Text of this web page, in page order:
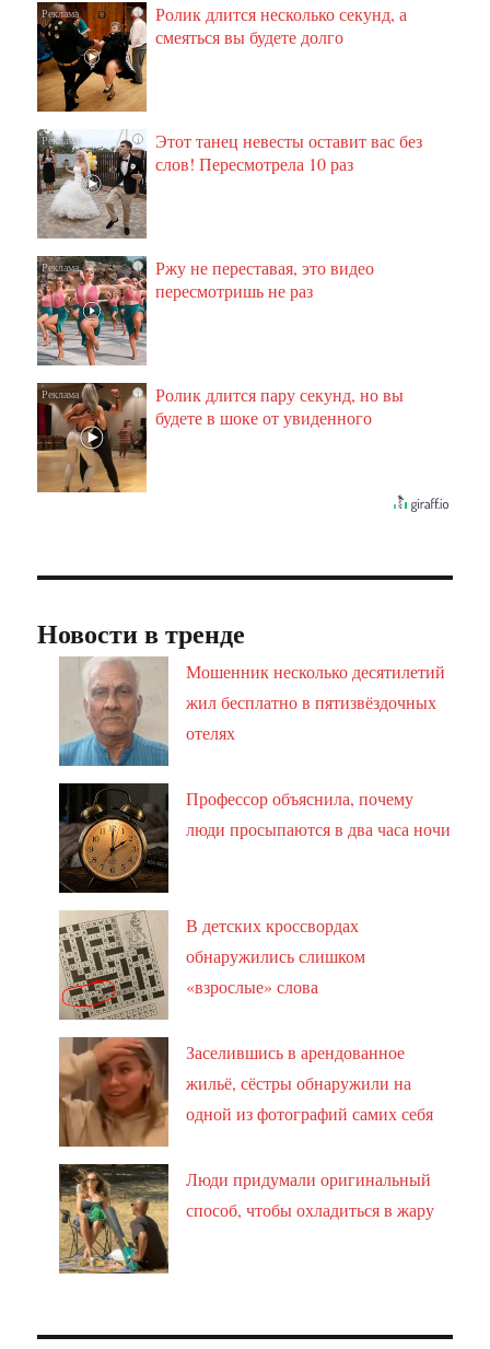
i
Ролик длится несколько секунд, а
смеяться вы будете долго
i
Этот танец невесты оставит вас без
слов! Пересмотрела 10 раз
i
Ржу не переставая, это видео
пересмотришь не раз
i
Ролик длится пару секунд, но вы
будете в шоке от увиденного
Новости в тренде
Мошенник несколько десятилетий
жил бесплатно в пятизвёздочных
отелях
Профессор объяснила, почему
люди просыпаются в два часа ночи
В детских кроссвордах
обнаружились слишком
«взрослые» слова
Заселившись в арендованное
жильё, сёстры обнаружили на
одной из фотографий самих себя
Люди придумали оригинальный
способ, чтобы охладиться в жару